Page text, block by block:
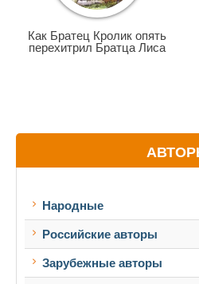
Как Братец Кролик опять
перехитрил Братца Лиса
Народные
Российские авторы
Зарубежные авторы